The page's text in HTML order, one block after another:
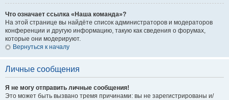
Что означает ссылка «Наша команда»?
На этой странице вы найдёте список администраторов и модераторов
конференции и другую информацию, такую как сведения о форумах,
которые они модерируют.
Вернуться к началу
Личные сообщения
Я не могу отправить личные сообщения!
Это может быть вызвано тремя причинами: вы не зарегистрированы и/